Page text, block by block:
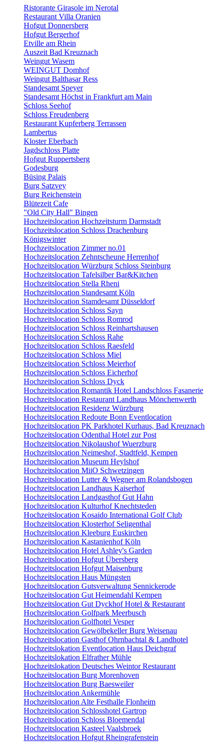
Ristorante Girasole im Nerotal
Restaurant Villa Oranien
Hofgut Donnersberg
Hofgut Bergerhof
Etville am Rhein
Auszeit Bad Kreuznach
Weingut Wasem
WEINGUT Domhof
Weingut Balthasar Ress
Standesamt Speyer
Standesamt Höchst in Frankfurt am Main
Schloss Seehof
Schloss Freudenberg
Restaurant Kupferberg Terrassen
Lambertus
Kloster Eberbach
Jagdschloss Platte
Hofgut Ruppertsberg
Godesburg
Büsing Palais
Burg Satzvey
Burg Reichenstein
Blütezeit Cafe
"Old City Hall" Bingen
Hochzeitslocation Hochzeitsturm Darmstadt
Hochzeitslocation Schloss Drachenburg
Königswinter
Hochzeitslocation Zimmer no.01
Hochzeitslocation Zehntscheune Herrenhof
Hochzeitslocation Würzburg Schloss Steinburg
Hochzeitslocation Tafelsilber Bar&Kitchen
Hochzeitslocation Stella Rheni
Hochzeitslocation Standesamt Köln
Hochzeitslocation Stamdesamt Düsseldorf
Hochzeitslocation Schloss Sayn
Hochzeitslocation Schloss Romrod
Hochzeitslocation Schloss Reinhartshausen
Hochzeitslocation Schloss Rahe
Hochzeitslocation Schloss Raesfeld
Hochzeitslocation Schloss Miel
Hochzeitslocation Schloss Meierhof
Hochzeitslocation Schloss Eicherhof
Hochzeitslocation Schloss Dyck
Hochzeitslocation Romantik Hotel Landschloss Fasanerie
Hochzeitslocation Restaurant Landhaus Mönchenwerth
Hochzeitslocation Residenz Würzburg
Hochzeitslocation Redoute Bonn Eventlocation
Hochzeitslocation PK Parkhotel Kurhaus, Bad Kreuznach
Hochzeitslocation Odenthal Hotel zur Post
Hochzeitslocation Nikolaushof Wuerzburg
Hochzeitslocation Neimeshof, Stadtfeld, Kempen
Hochzeitslocation Museum Heylshof
Hochzeitslocation MiiO Schwetzingen
Hochzeitslocation Lutter & Wegner am Rolandsbogen
Hochzeitslocation Landhaus Kaiserhof
Hochzeitslocation Landgasthof Gut Hahn
Hochzeitslocation Kulturhof Knechtsteden
Hochzeitslocation Kosaido International Golf Club
Hochzeitslocation Klosterhof Seligenthal
Hochzeitslocation Kleeburg Euskirchen
Hochzeitslocation Kastanienhof Köln
Hochzeitslocation Hotel Ashley's Garden
Hochzeitslocation Hofgut Übersberg
Hochzeitslocation Hofgut Maisenburg
Hochzeitslocation Haus Müngsten
Hochzeitslocation Gutsverwaltung Sennickerode
Hochzeitslocation Gut Heimendahl Kempen
Hochzeitslocation Gut Dyckhof Hotel & Restaurant
Hochzeitslocation Golfpark Meerbusch
Hochzeitslocation Golfhotel Vesper
Hochzeitslocation Gewölbekeller Burg Weisenau
Hochzeitslocation Gasthof Ohrnbachtal & Landhotel
Hochzeitslokation Eventlocation Haus Deichgraf
Hochzeitslokation Elfrather Mühle
Hochzeitslokation Deutsches Weintor Restaurant
Hochzeitslocation Burg Morenhoven
Hochzeitslocation Burg Baesweiler
Hochzeitslocation Ankermühle
Hochzeitslocation Alte Festhalle Flonheim
Hochzeitslocation Schlosshotel Gartrop
Hochzeitslocation Schloss Bloemendal
Hochzeitslocation Kasteel Vaalsbroek
Hochzeitslocation Hofgut Rheingrafenstein